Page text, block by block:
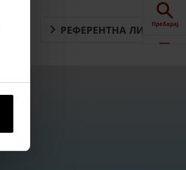
РЕФЕРЕНТНА ЛИСТАПребарај